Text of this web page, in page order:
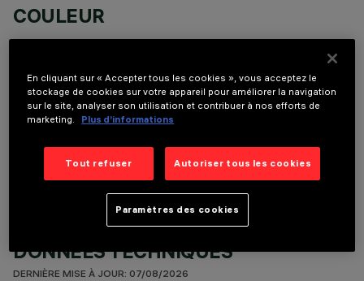
COULEUR
DONNÉES TECHNIQUES
DERNIÈRE MISE À JOUR: 07/08/2026
En cliquant sur « Accepter tous les cookies », vous acceptez le
stockage de cookies sur votre appareil pour améliorer la navigation
sur le site, analyser son utilisation et contribuer à nos efforts de
marketing.
Plus d’informations
Tout refuser Autoriser tous les cookies
Paramètres des cookies